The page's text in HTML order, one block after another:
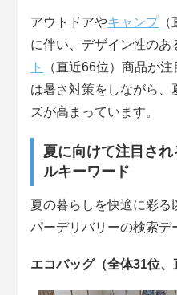
アウトドアやキャンプ（
に伴い、デザイン性のあ
ト
（直近66位）商品が
は暑さ対策をしながら、
ズが高まっています。
夏に向けて注目さ
ルキーワード
夏の暮らしを快適に彩る
パーデリバリーの検索デ
エコバッグ（全体31位、